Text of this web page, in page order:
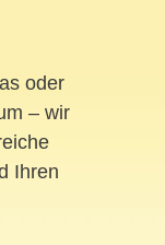
oder
– wir
Ihren